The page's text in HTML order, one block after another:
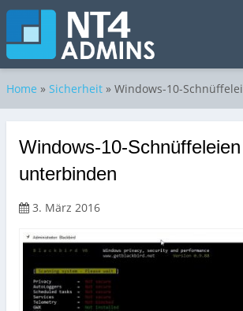
Home » Sicherheit » Windows-10-
Windows-10-Schnüffeleien
unterbinden
3. März 2016